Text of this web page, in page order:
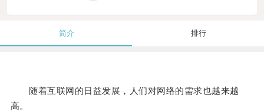
简介 排行
随着互联网的日益发展，人们对网络的需求也越来越
高。